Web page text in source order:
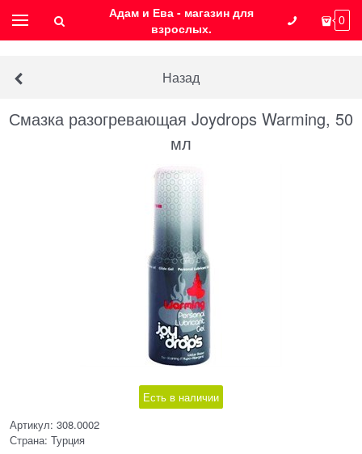
Адам и Ева - магазин для
взрослых.
0
Назад
Смазка разогревающая Joydrops Warming, 50
мл
Есть в наличии
Артикул: 308.0002
Страна: Турция